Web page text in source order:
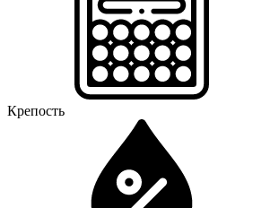
Крепость